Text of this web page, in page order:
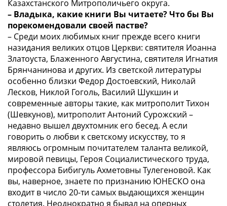
Казахстанского Митрополичьего округа.
– Владыка, какие книги Вы читаете? Что бы Вы
порекомендовали своей пастве?
– Среди моих любимых книг прежде всего книги
назидания великих отцов Церкви: святителя Иоанна
Златоуста, Блаженного Августина, святителя Игнатия
Брянчанинова и других. Из светской литературы
особенно близки Федор Достоевский, Николай
Лесков, Никлой Гоголь, Василий Шукшин и
современные авторы такие, как митрополит Тихон
(Шевкунов), митрополит Антоний Сурожский –
недавно вышел двухтомник его бесед. А если
говорить о любви к светскому искусству, то я
являюсь огромным почитателем таланта великой,
мировой певицы, Героя Социалистического труда,
профессора Бибигуль Ахметовны Тулегеновой. Как
вы, наверное, знаете по признанию ЮНЕСКО она
входит в число 20-ти самых выдающихся женщин
столетия. Неоднократно я бывал на оперных